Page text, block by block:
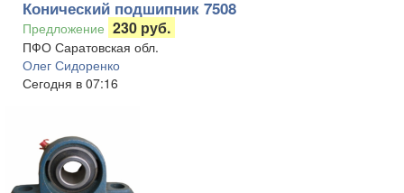
Конический подшипник 7508
Предложение 230 руб.
ПФО Саратовская обл.
Олег Сидоренко
Сегодня в 07:16